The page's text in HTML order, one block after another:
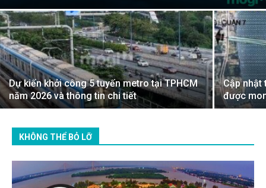
Dự kiến khởi công 5 tuyến metro tại TPHCM
năm 2026 và thông tin chi tiết
Cập nhật
được
KHÔNG THỂ BỎ LỠ